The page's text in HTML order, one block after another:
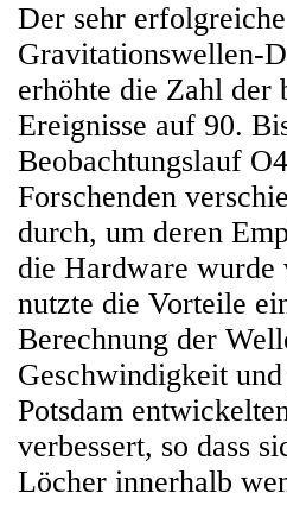
Der sehr
Gravitationswellen-
erhöhte die Zahl der
Ereignisse auf 90.
Beobachtungslauf
Forschenden
durch, um deren
die Hardware wurde
nutzte die Vorteile
Berechnung der
Geschwindigkeit
Potsdam
verbessert, so dass
Löcher innerhalb